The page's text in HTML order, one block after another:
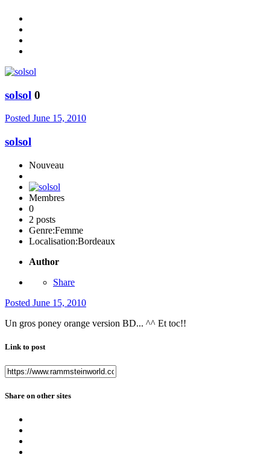
solsol 0
Posted June 15, 2010
solsol
Nouveau
Membres
0
2 posts
Genre:Femme
Localisation:Bordeaux
Author
Share
Posted June 15, 2010
Un gros poney orange version BD... ^^ Et toc!!
Link to post
Share on other sites